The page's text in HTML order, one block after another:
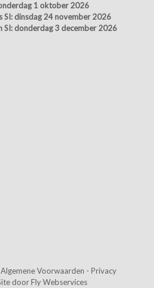
1 oktober 2026
SI: dinsdag 24 november 2026
SI: donderdag 3 december 2026
Algemene Voorwaarden - Privacy
doorFly Webservices